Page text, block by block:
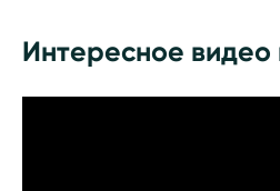
Интересное видео